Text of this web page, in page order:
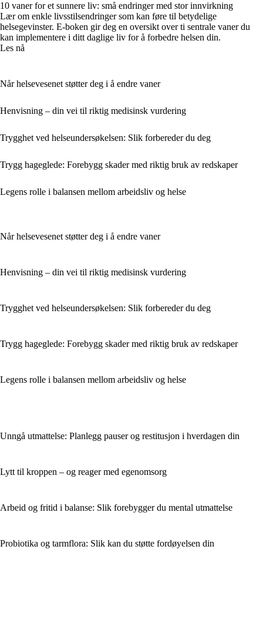
10 vaner for et sunnere liv: små endringer med stor innvirkning
Lær om enkle livsstilsendringer som kan føre til betydelige
helsegevinster. E-boken gir deg en oversikt over ti sentrale vaner du
kan implementere i ditt daglige liv for å forbedre helsen din.
Les nå
Når helsevesenet støtter deg i å endre vaner
Henvisning – din vei til riktig medisinsk vurdering
Trygghet ved helseundersøkelsen: Slik forbereder du deg
Trygg hageglede: Forebygg skader med riktig bruk av redskaper
Legens rolle i balansen mellom arbeidsliv og helse
Når helsevesenet støtter deg i å endre vaner
Henvisning – din vei til riktig medisinsk vurdering
Trygghet ved helseundersøkelsen: Slik forbereder du deg
Trygg hageglede: Forebygg skader med riktig bruk av redskaper
Legens rolle i balansen mellom arbeidsliv og helse
Unngå utmattelse: Planlegg pauser og restitusjon i hverdagen din
Lytt til kroppen – og reager med egenomsorg
Arbeid og fritid i balanse: Slik forebygger du mental utmattelse
Probiotika og tarmflora: Slik kan du støtte fordøyelsen din